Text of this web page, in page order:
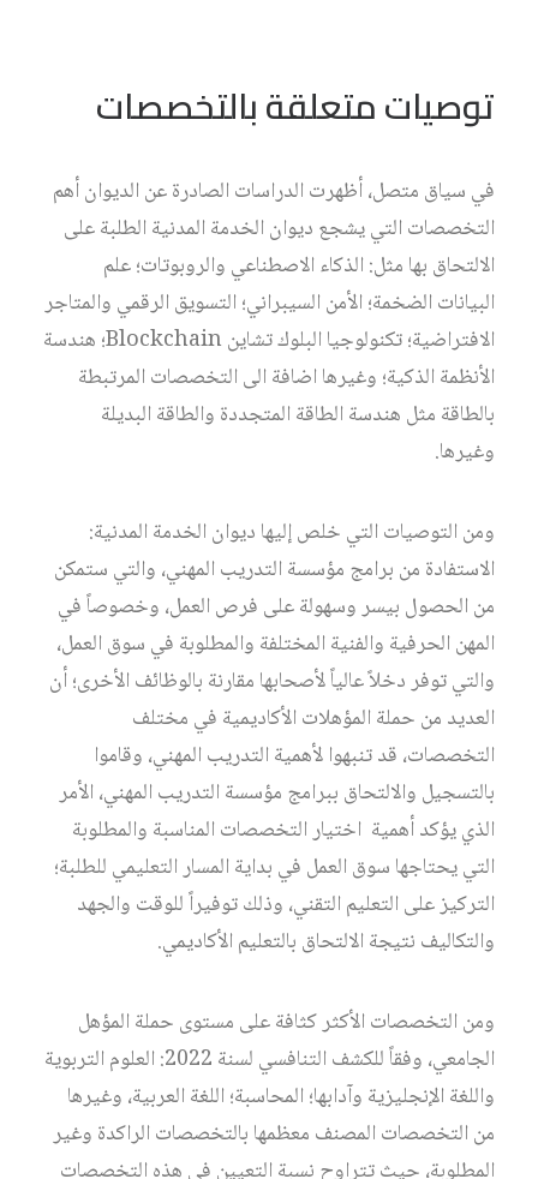
توصيات متعلقة بالتخصصات
في سياق متصل، أظهرت الدراسات الصادرة عن الديوان أهم
التخصصات التي يشجع ديوان الخدمة المدنية الطلبة على
الالتحاق بها مثل: الذكاء الاصطناعي والروبوتات؛ علم
البيانات الضخمة؛ الأمن السيبراني؛ التسويق الرقمي والمتاجر
الافتراضية؛ تكنولوجيا البلوك تشاين Blockchain؛ هندسة
الأنظمة الذكية؛ وغيرها اضافة الى التخصصات المرتبطة
بالطاقة مثل هندسة الطاقة المتجددة والطاقة البديلة
وغيرها.
ومن التوصيات التي خلص إليها ديوان الخدمة المدنية:
الاستفادة من برامج مؤسسة التدريب المهني، والتي ستمكن
من الحصول بيسر وسهولة على فرص العمل، وخصوصاً في
المهن الحرفية والفنية المختلفة والمطلوبة في سوق العمل،
والتي توفر دخلاً عالياً لأصحابها مقارنة بالوظائف الأخرى؛ أن
العديد من حملة المؤهلات الأكاديمية في مختلف
التخصصات، قد تنبهوا لأهمية التدريب المهني، وقاموا
بالتسجيل والالتحاق ببرامج مؤسسة التدريب المهني، الأمر
الذي يؤكد أهمية اختيار التخصصات المناسبة والمطلوبة
التي يحتاجها سوق العمل في بداية المسار التعليمي للطلبة؛
التركيز على التعليم التقني، وذلك توفيراً للوقت والجهد
والتكاليف نتيجة الالتحاق بالتعليم الأكاديمي.
ومن التخصصات الأكثر كثافة على مستوى حملة المؤهل
الجامعي، وفقاً للكشف التنافسي لسنة 2022: العلوم التربوية
واللغة الإنجليزية وآدابها؛ المحاسبة؛ اللغة العربية، وغيرها
من التخصصات المصنف معظمها بالتخصصات الراكدة وغير
المطلوبة، حيث تتراوح نسبة التعيين في هذه التخصصات